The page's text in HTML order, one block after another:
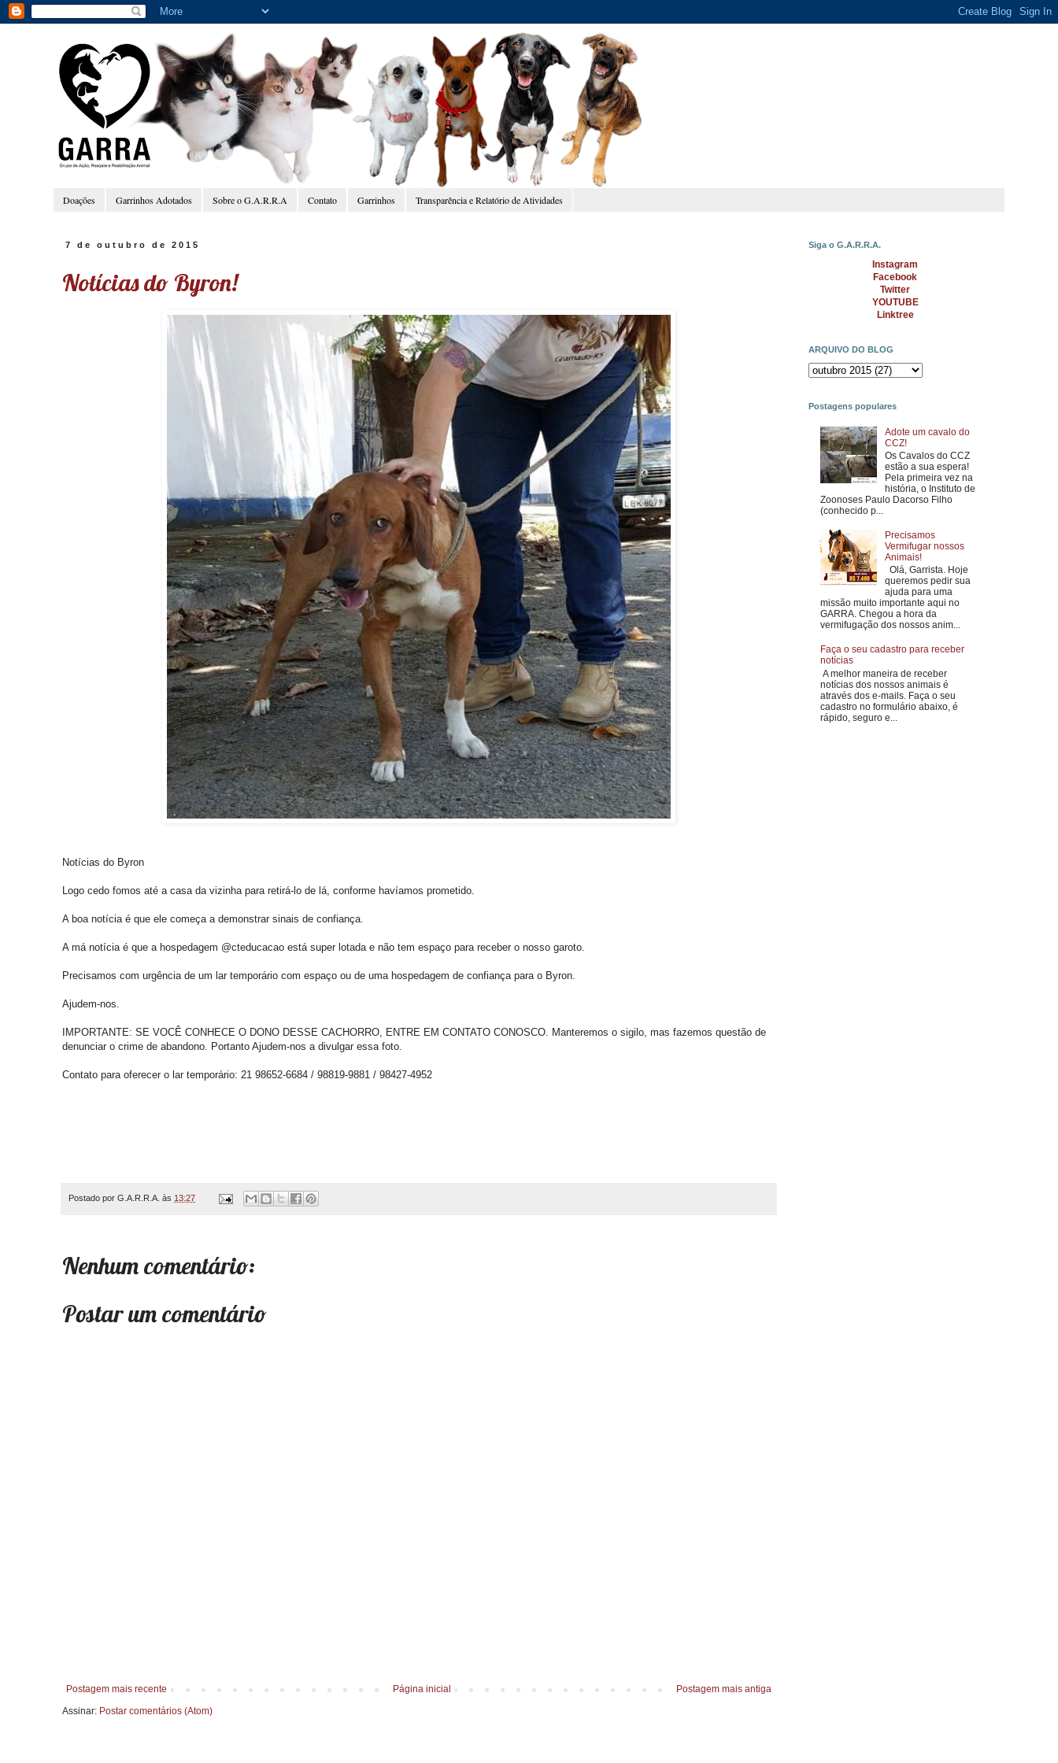
Doações Garrinhos Adotados Sobre o G.A.R.R.A Contato Garrinhos Transparência e Relatório de Atividades
7 de outubro de 2015
Notícias do Byron!
Notícias do Byron
Logo cedo fomos até a casa da vizinha para retirá-lo de lá, conforme havíamos prometido.
A boa notícia é que ele começa a demonstrar sinais de confiança.
A má notícia é que a hospedagem @cteducacao está super lotada e não tem espaço para receber o nosso garoto.
Precisamos com urgência de um lar temporário com espaço ou de uma hospedagem de confiança para o Byron.
Ajudem-nos.
IMPORTANTE: SE VOCÊ CONHECE O DONO DESSE CACHORRO, ENTRE EM CONTATO CONOSCO. Manteremos o sigilo, mas fazemos questão de
denunciar o crime de abandono. Portanto Ajudem-nos a divulgar essa foto.
Contato para oferecer o lar temporário: 21 98652-6684 / 98819-9881 / 98427-4952
Postado por G.A.R.R.A. às 13:27
Nenhum comentário:
Postar um comentário
Postagem mais recente Postagem mais antiga
Página inicial
Assinar: Postar comentários (Atom)
Siga o G.A.R.R.A.
Instagram
Facebook
Twitter
YOUTUBE
Linktree
ARQUIVO DO BLOG
Postagens populares
Adote um cavalo do
CCZ!
Os Cavalos do CCZ
estão a sua espera!
Pela primeira vez na
história, o Instituto de
Zoonoses Paulo Dacorso Filho
(conhecido p...
Precisamos
Vermifugar nossos
Animais!
Olá, Garrista. Hoje
queremos pedir sua
ajuda para uma
missão muito importante aqui no
GARRA. Chegou a hora da
vermifugação dos nossos anim...
Faça o seu cadastro para receber
notícias
A melhor maneira de receber
notícias dos nossos animais é
através dos e-mails. Faça o seu
cadastro no formulário abaixo, é
rápido, seguro e...